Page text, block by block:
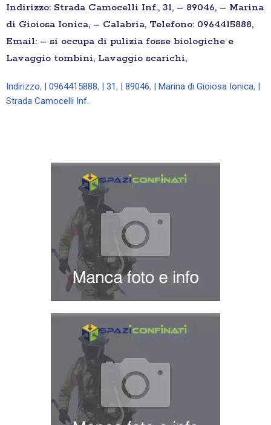
Indirizzo: Strada Camocelli Inf., 31, – 89046, – Marina
di Gioiosa Ionica, – Calabria, Telefono: 0964415888,
Email: – si occupa di pulizia fosse biologiche e
Lavaggio tombini, Lavaggio scarichi,
Indirizzo, | 0964415888, | 31, | 89046, | Marina di Gioiosa Ionica,
Strada Camocelli Inf.